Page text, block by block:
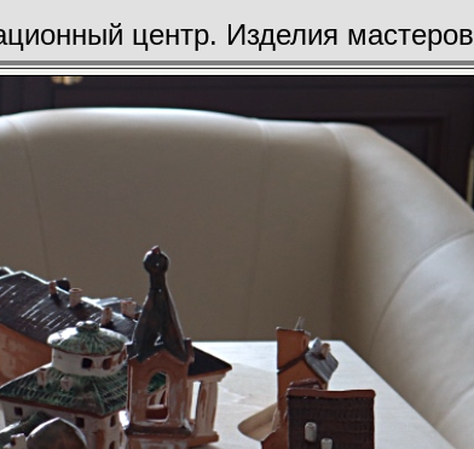
центр. Изделия мастеров